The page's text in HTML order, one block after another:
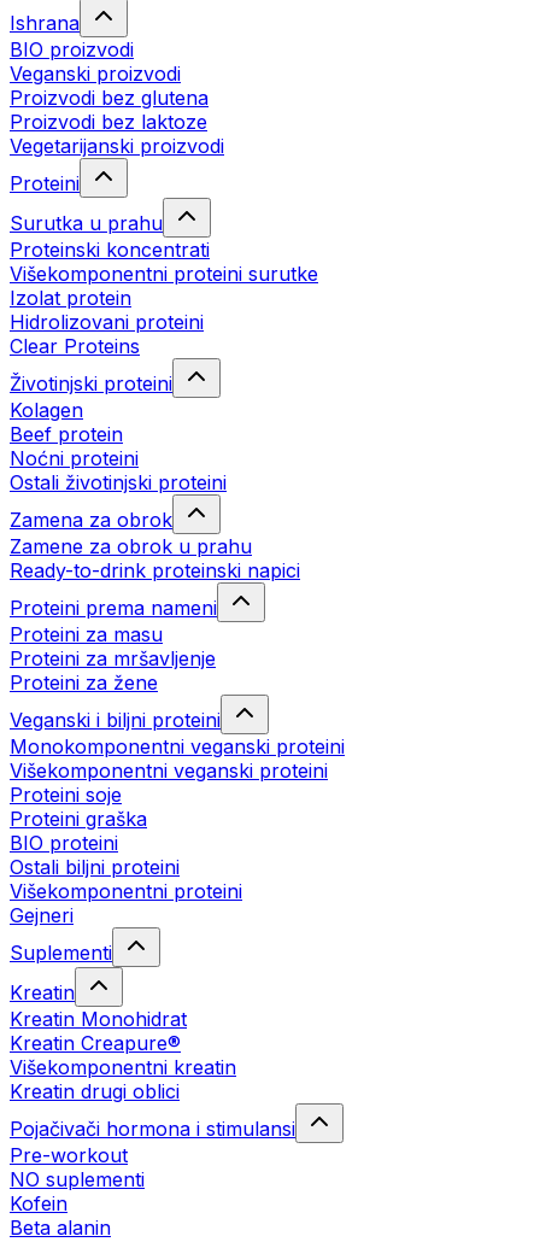
Ishrana
BIO proizvodi
Veganski proizvodi
Proizvodi bez glutena
Proizvodi bez laktoze
Vegetarijanski proizvodi
Proteini
Surutka u prahu
Proteinski koncentrati
Višekomponentni proteini surutke
Izolat protein
Hidrolizovani proteini
Clear Proteins
Životinjski proteini
Kolagen
Beef protein
Noćni proteini
Ostali životinjski proteini
Zamena za obrok
Zamene za obrok u prahu
Ready-to-drink proteinski napici
Proteini prema nameni
Proteini za masu
Proteini za mršavljenje
Proteini za žene
Veganski i biljni proteini
Monokomponentni veganski proteini
Višekomponentni veganski proteini
Proteini soje
Proteini graška
BIO proteini
Ostali biljni proteini
Višekomponentni proteini
Gejneri
Suplementi
Kreatin
Kreatin Monohidrat
Kreatin Creapure®
Višekomponentni kreatin
Kreatin drugi oblici
Pojačivači hormona i stimulansi
Pre-workout
NO suplementi
Kofein
Beta alanin